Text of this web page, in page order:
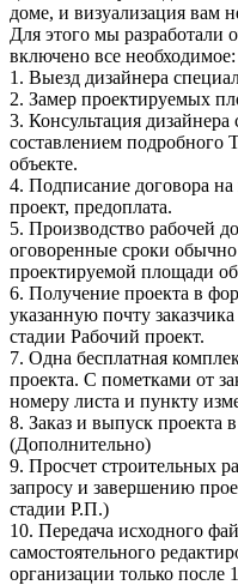
доме, и визуализация вам
Для этого мы разработали
включено все необходимое:
1. Выезд дизайнера
2. Замер проектируемых
3. Консультация дизайнера
составлением подробного
объекте.
4. Подписание договора
проект, предоплата.
5. Производство рабочей
оговоренные сроки
проектируемой площади
6. Получение проекта в
указанную почту
стадии Рабочий проект.
7. Одна бесплатная
проекта. С пометками от
номеру листа и пункту
8. Заказ и выпуск проекта
(Дополнительно)
9. Просчет строительных
запросу и завершению
стадии Р.П.)
10. Передача исходного
самостоятельного
организации только после